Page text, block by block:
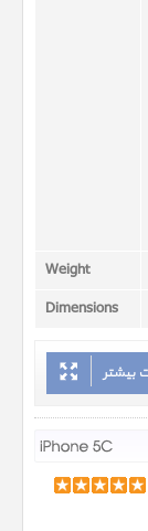
Weight
Dimensions
بیشتر